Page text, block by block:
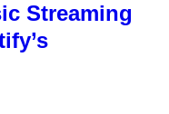
Streaming